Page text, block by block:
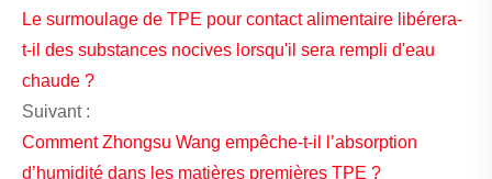
Le surmoulage de TPE pour contact alimentaire libérera-
t-il des substances nocives lorsqu'il sera rempli d'eau
chaude ?
Suivant :
Comment Zhongsu Wang empêche-t-il l’absorption
d’humidité dans les matières premières TPE ?